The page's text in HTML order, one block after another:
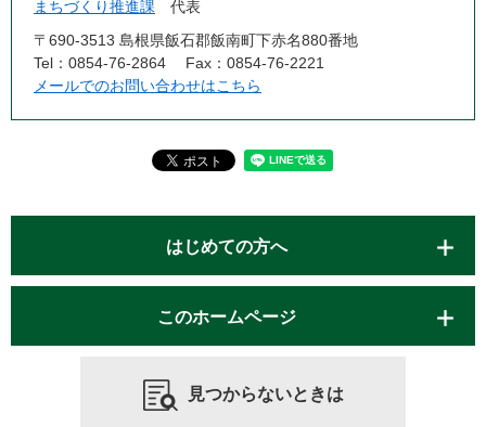
まちづくり推進課
代表
〒690-3513 島根県飯石郡飯南町下赤名880番地
Tel：0854-76-2864
Fax：0854-76-2221
メールでのお問い合わせはこちら
はじめての方へ
このホームページ
見つからないときは